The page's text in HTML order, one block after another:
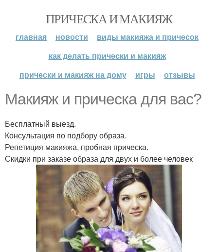
ПРИЧЕСКА И МАКИЯЖ
главная новости
виды макияжа и причесок
как делать прически и макияж
прически и макияж на дому
игры отзывы
Макияж и прическа для вас?
Бесплатный выезд.
Консультация по подбору образа.
Репетиция макияжа, пробная прическа.
Скидки при заказе образа для двух и более человек